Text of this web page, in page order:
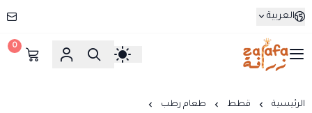
العربية
زرافة
0
الرئيسية قطط
طعام رطب